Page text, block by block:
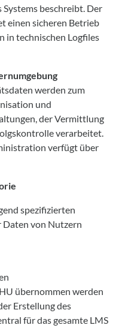
beschreibt. Der
einen sicheren Betrieb
in technischen Logfiles
werden zum
und
der Vermittlung
verarbeitet.
verfügt über
spezifizierten
Daten von Nutzern
übernommen werden
Erstellung des
für das gesamte LMS